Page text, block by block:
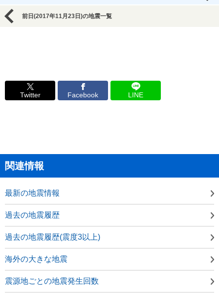
前日(2017年11月23日)の地震一覧
Twitter Facebook LINE
関連情報
最新の地震情報
過去の地震履歴
過去の地震履歴(震度3以上)
海外の大きな地震
震源地ごとの地震発生回数